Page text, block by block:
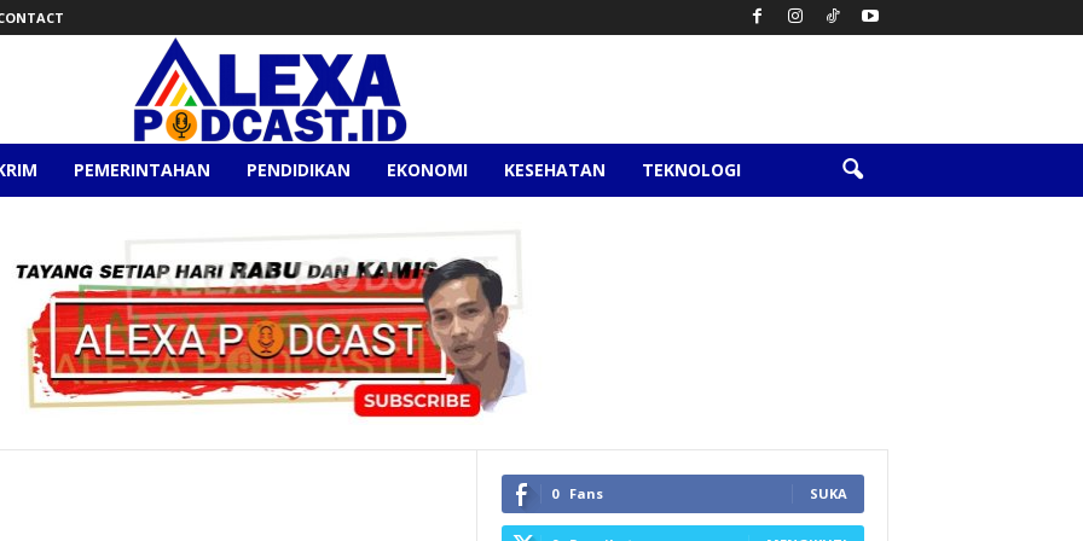
PEMERINTAHAN PENDIDIKAN EKONOMI KESEHATAN TEKNOLOGI
0 Fans SUKA